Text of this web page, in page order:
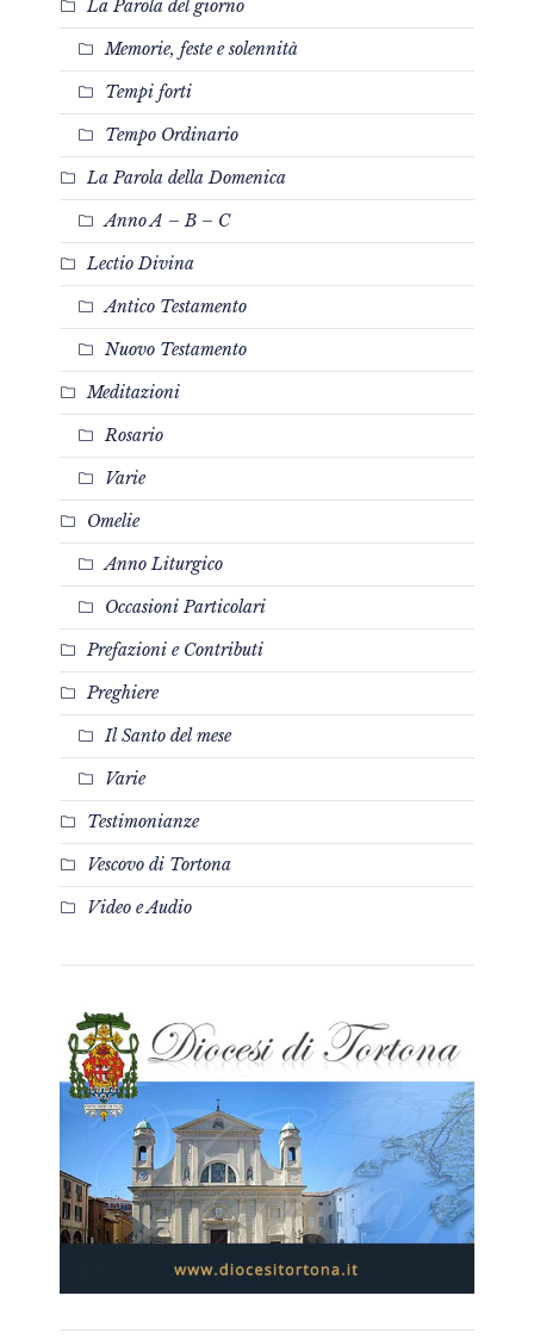
La Parola del giorno
Memorie, feste e solennità
Tempi forti
Tempo Ordinario
La Parola della Domenica
Anno A – B – C
Lectio Divina
Antico Testamento
Nuovo Testamento
Meditazioni
Rosario
Varie
Omelie
Anno Liturgico
Occasioni Particolari
Prefazioni e Contributi
Preghiere
Il Santo del mese
Varie
Testimonianze
Vescovo di Tortona
Video e Audio